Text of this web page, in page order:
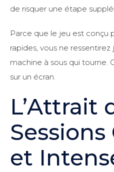
de risquer une étape
Parce que le jeu est conçu
rapides, vous ne ressentirez
machine à sous qui tourne.
sur un écran.
L’Attrait
et